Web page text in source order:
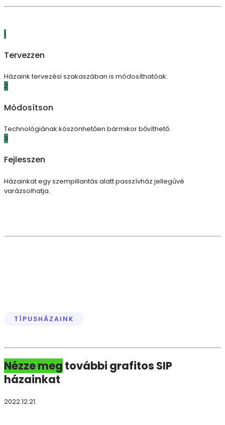
1
Tervezzen
Házaink tervezési szakaszában is módosíthatóak.
2
Módosítson
Technológiának köszönhetően bármikor bővíthető.
3
Fejlesszen
Házainkat egy szempillantás alatt passzívház jellegűvé
varázsolhatja.
TÍPUSHÁZAINK
Nézzemeg további grafitos SIP
házainkat
2022.12.21.